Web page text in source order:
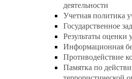
деятельности
Учетная политика
Государственное
Результаты оценки
Информационная
Противодействие
Памятка по